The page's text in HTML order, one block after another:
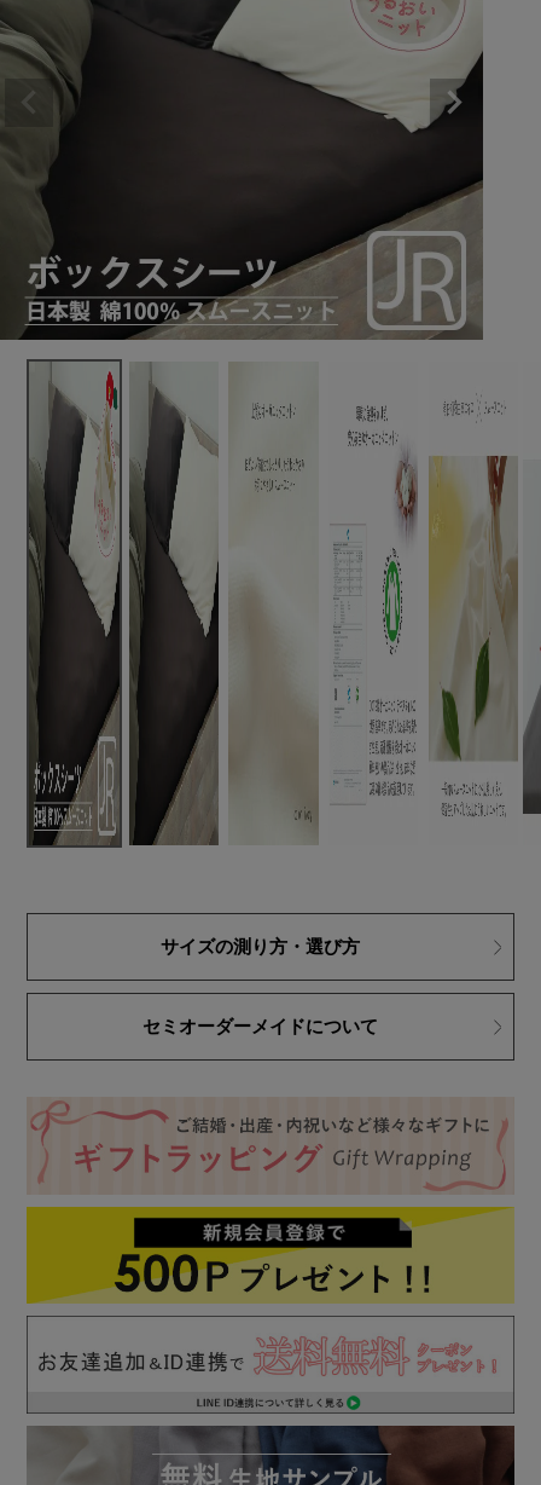
サイズの測り方・選び方
セミオーダーメイドについて